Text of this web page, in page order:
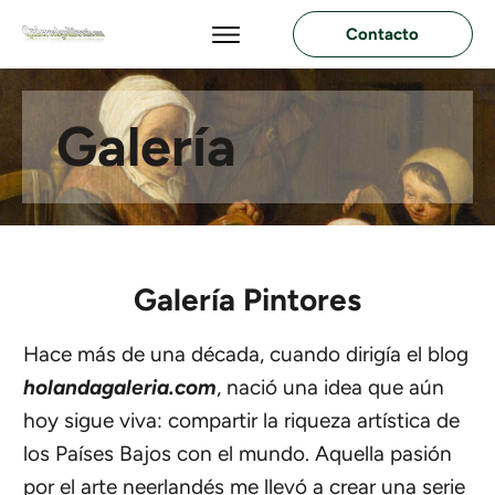
Contacto
Galería
Galería Pintores
Hace más de una década, cuando dirigía el blog
holandagaleria.com, nació una idea que aún
hoy sigue viva: compartir la riqueza artística de
los Países Bajos con el mundo. Aquella pasión
por el arte neerlandés me llevó a crear una serie